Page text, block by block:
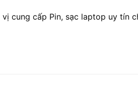
cung cấp Pin, sạc laptop uy tín